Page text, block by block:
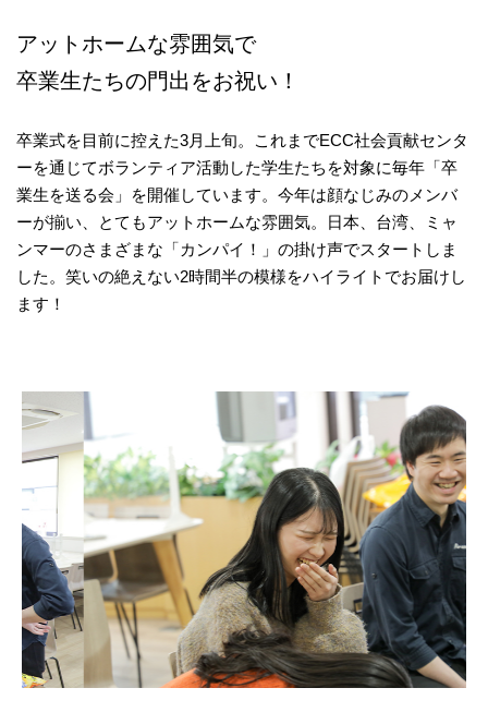
アットホームな雰囲気で
卒業生たちの門出をお祝い！
卒業式を目前に控えた3月上旬。これまでECC社会貢献センタ
ーを通じてボランティア活動した学生たちを対象に毎年「卒
業生を送る会」を開催しています。今年は顔なじみのメンバ
ーが揃い、とてもアットホームな雰囲気。日本、台湾、ミャ
ンマーのさまざまな「カンパイ！」の掛け声でスタートしま
した。笑いの絶えない2時間半の模様をハイライトでお届けし
ます！